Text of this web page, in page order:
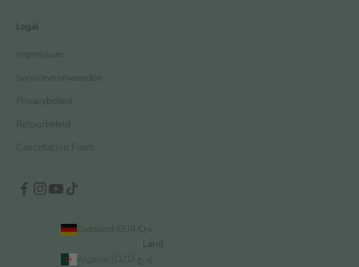
Legal
Impressum
Servicevoorwaarden
Privacybeleid
Retourbeleid
Cancellation Form
Duitsland (EUR €)
Land